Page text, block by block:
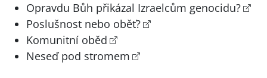
Opravdu Bůh přikázal Izraelcům genocidu?
Poslušnost nebo oběť?
Komunitní oběd
Neseď pod stromem